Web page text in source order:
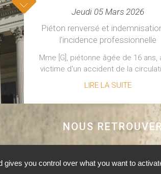
Jeudi 05 Mars 2026
Piéton renversé et
l'incidence professionnelle
Mme [G], piétonne âgée de 16 ans,
victime d'un accident de la
LIRE LA SUITE
ACTUALITÉS
JURIDIQUES
Mercredi 18 Février 2026
NOUS
©2015-26 Cabinet Briant avocat - Tous droits
gives you control over what you want to